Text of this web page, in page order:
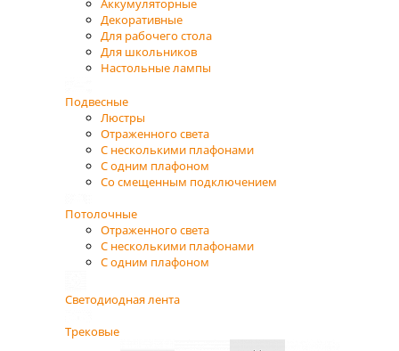
Декоративные
Для рабочего стола
Для школьников
Настольные лампы
Подвесные
Люстры
Отраженного света
С несколькими плафонами
С одним плафоном
Со смещенным подключением
Потолочные
Отраженного света
С несколькими плафонами
С одним плафоном
Светодиодная лента
Трековые